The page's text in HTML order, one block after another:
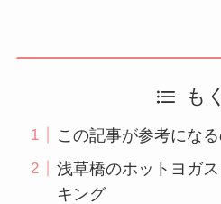
も
この記事が参考にな
浅草橋のホットヨガ
キング